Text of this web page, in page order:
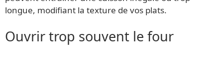
longue, modifiant la texture de vos plats.
Ouvrir trop souvent le four